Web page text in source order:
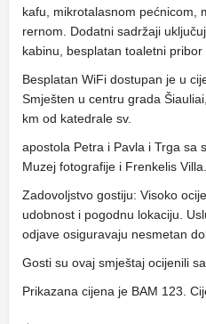
kafu, mikrotalasnom pećnicom,
rernom. Dodatni sadržaji
kabinu, besplatan toaletni pribor
Besplatan WiFi dostupan je u
Smješten u centru grada
km od katedrale sv.
apostola Petra i Pavla i Trga sa
Muzej fotografije i Frenkelis Villa.
Zadovoljstvo gostiju: Visoko
udobnost i pogodnu lokaciju.
odjave osiguravaju nesmetan
Gosti su ovaj smještaj ocijenili
Prikazana cijena je BAM 123.